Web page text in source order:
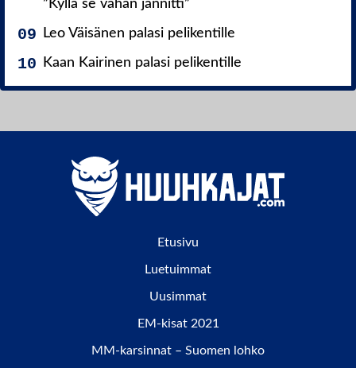
”Kyllä se vähän jännitti”
Leo Väisänen palasi pelikentille
Kaan Kairinen palasi pelikentille
Etusivu
Luetuimmat
Uusimmat
EM-kisat 2021
MM-karsinnat – Suomen lohko